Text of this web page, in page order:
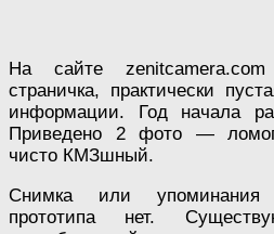
На сайте
страничка, практически
информации. Год начала
Приведено 2 фото —
чисто КМЗшный.
Снимка или упоминания
прототипа нет.